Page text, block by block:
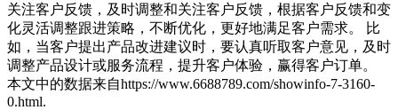
关注客户反馈，及时调整和关注客户反馈，根据客户反馈和变
化灵活调整跟进策略，不断优化，更好地满足客户需求。 比
如，当客户提出产品改进建议时，要认真听取客户意见，及时
调整产品设计或服务流程，提升客户体验，赢得客户订单。
本文中的数据来自https://www.6688789.com/showinfo-7-3160-
0.html.